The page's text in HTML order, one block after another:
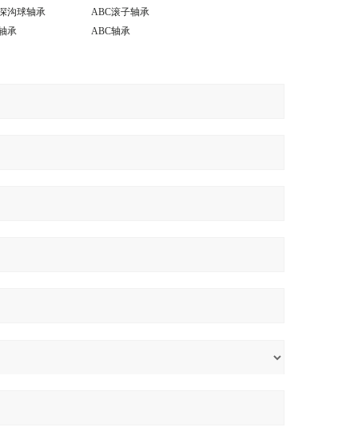
沟球轴承
ABC滚子轴承
承
ABC轴承